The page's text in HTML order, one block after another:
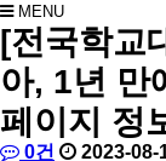
MENU
news
[전국학교
아, 1년 만
페이지 정
작
배
댓 0건 작 2023-08-